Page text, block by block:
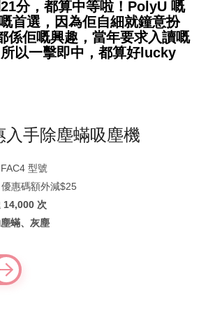
分，都算中等啦！PolyU 嘅
首選，因為佢自細就鐘意扮
係佢嘅興趣，當年要求入讀嘅
以一擊即中，都算好lucky
入手除塵蟎吸塵機
型號
惠碼額外減$25
14,000 次
蟎、灰塵